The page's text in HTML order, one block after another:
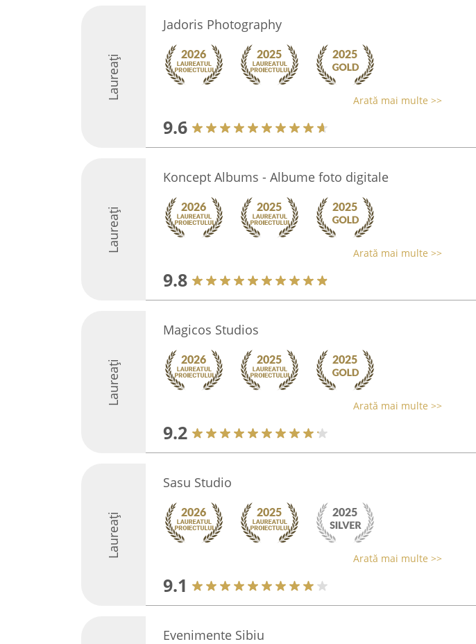
Laureați
Jadoris Photography
Arată mai multe >>
9.6
Laureați
Koncept Albums - Albume foto digitale
Arată mai multe >>
9.8
Laureați
Magicos Studios
Arată mai multe >>
9.2
Laureați
Sasu Studio
Arată mai multe >>
9.1
Evenimente Sibiu